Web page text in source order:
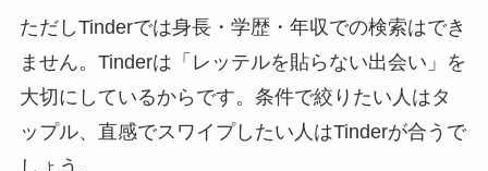
ただしTinderでは身長・学歴・年収での検索はでき
ません。Tinderは「レッテルを貼らない出会い」を
大切にしているからです。条件で絞りたい人はタ
ップル、直感でスワイプしたい人はTinderが合うで
しょう。